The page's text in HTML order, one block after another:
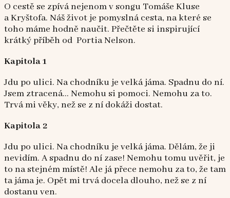
O cestě se zpívá nejenom v songu Tomáše Kluse
a Kryštofa. Náš život je pomyslná cesta, na které se
toho máme hodně naučit. Přečtěte si inspirující
krátký příběh od Portia Nelson.
Kapitola 1
Jdu po ulici. Na chodníku je velká jáma. Spadnu do ní.
Jsem ztracená… Nemohu si pomoci. Nemohu za to.
Trvá mi věky, než se z ní dokáži dostat.
Kapitola 2
Jdu po ulici. Na chodníku je velká jáma. Dělám, že ji
nevidím. A spadnu do ní zase! Nemohu tomu uvěřit, je
to na stejném místě! Ale já přece nemohu za to, že tam
ta jáma je. Opět mi trvá docela dlouho, než se z ní
dostanu ven.